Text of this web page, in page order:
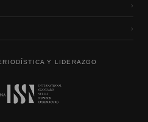
›
›
Y LIDERAZGO